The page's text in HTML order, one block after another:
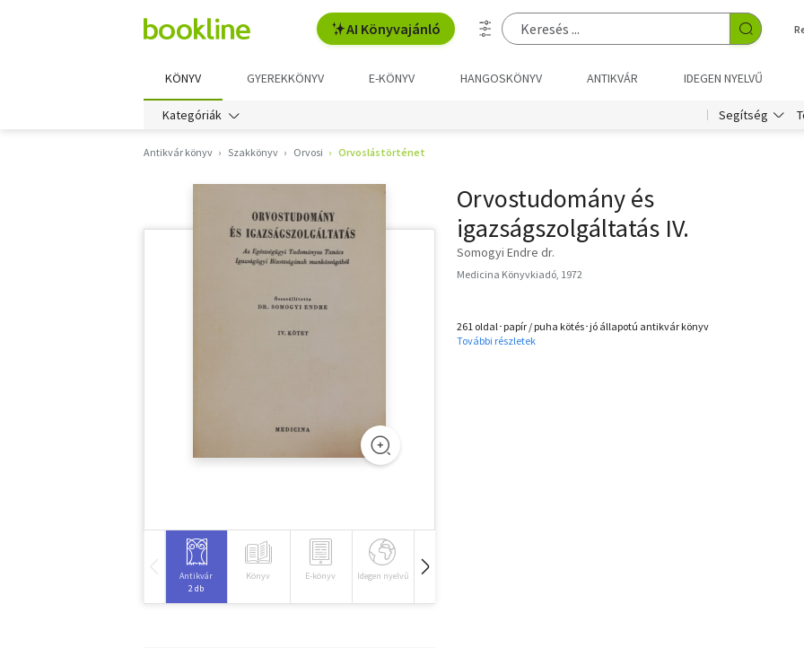
AI Könyvajánló
KÖNYV GYEREKKÖNYV E-KÖNYV HANGOSKÖNYV ANTIKVÁR IDEGEN NYELVŰ
Kategóriák Segítség
Antikvár könyv Szakkönyv Orvosi Orvoslástörténet
Antikvár
2 db
Könyv E-könyv Idegen nyelvű Hangoskönyv
Orvostudomány és
igazságszolgáltatás IV.
Somogyi Endre dr.
Medicina Könyvkiadó, 1972
261 oldal･papír / puha kötés･jó állapotú antikvár könyv
További részletek